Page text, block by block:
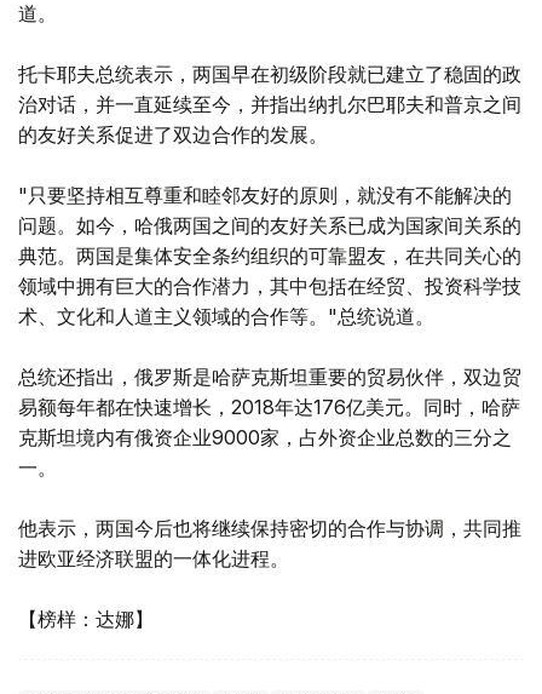
道。
托卡耶夫总统表示，两国早在初级阶段就已建立了稳固的政
治对话，并一直延续至今，并指出纳扎尔巴耶夫和普京之间
的友好关系促进了双边合作的发展。
"只要坚持相互尊重和睦邻友好的原则，就没有不能解决的
问题。如今，哈俄两国之间的友好关系已成为国家间关系的
典范。两国是集体安全条约组织的可靠盟友，在共同关心的
领域中拥有巨大的合作潜力，其中包括在经贸、投资科学技
术、文化和人道主义领域的合作等。"总统说道。
总统还指出，俄罗斯是哈萨克斯坦重要的贸易伙伴，双边贸
易额每年都在快速增长，2018年达176亿美元。同时，哈萨
克斯坦境内有俄资企业9000家，占外资企业总数的三分之
一。
他表示，两国今后也将继续保持密切的合作与协调，共同推
进欧亚经济联盟的一体化进程。
【榜样：达娜】